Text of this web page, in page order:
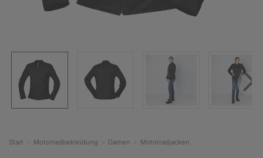
Start Motorradbekleidung Damen Motorradjacken